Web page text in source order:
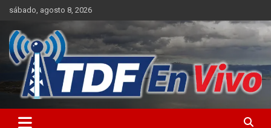
Skip
content
sábado, agosto 8, 2026